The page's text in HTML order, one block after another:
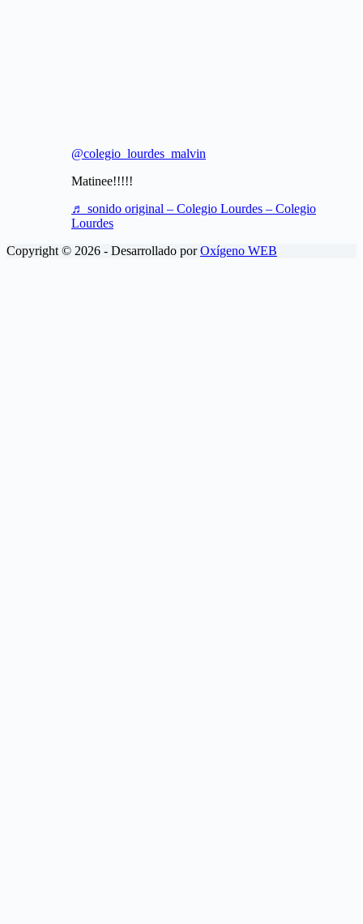
@colegio_lourdes_malvin
Matinee!!!!!
♬ sonido original – Colegio Lourdes – Colegio
Lourdes
Copyright © 2026 - Desarrollado porOxígeno WEB